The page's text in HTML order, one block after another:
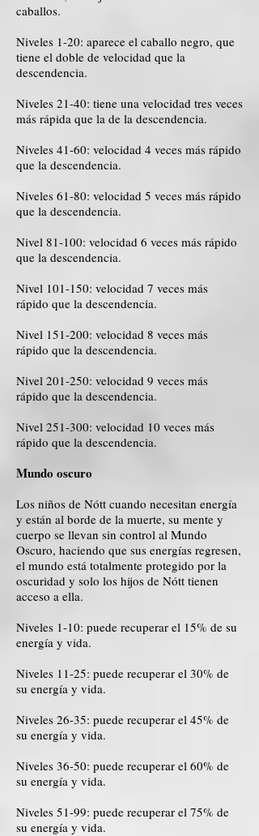
caballos.
Niveles 1-20: aparece el caballo negro, que
tiene el doble de velocidad que la
descendencia.
Niveles 21-40: tiene una velocidad tres veces
más rápida que la de la descendencia.
Niveles 41-60: velocidad 4 veces más rápido
que la descendencia.
Niveles 61-80: velocidad 5 veces más rápido
que la descendencia.
Nivel 81-100: velocidad 6 veces más rápido
que la descendencia.
Nivel 101-150: velocidad 7 veces más
rápido que la descendencia.
Nivel 151-200: velocidad 8 veces más
rápido que la descendencia.
Nivel 201-250: velocidad 9 veces más
rápido que la descendencia.
Nivel 251-300: velocidad 10 veces más
rápido que la descendencia.
Mundo oscuro
Los niños de Nótt cuando necesitan energía
y están al borde de la muerte, su mente y
cuerpo se llevan sin control al Mundo
Oscuro, haciendo que sus energías regresen,
el mundo está totalmente protegido por la
oscuridad y solo los hijos de Nótt tienen
acceso a ella.
Niveles 1-10: puede recuperar el 15% de su
energía y vida.
Niveles 11-25: puede recuperar el 30% de
su energía y vida.
Niveles 26-35: puede recuperar el 45% de
su energía y vida.
Niveles 36-50: puede recuperar el 60% de
su energía y vida.
Niveles 51-99: puede recuperar el 75% de
su energía y vida.